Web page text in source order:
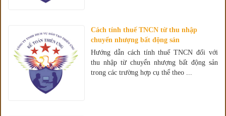
Cách tính thuế TNCN từ thu nhập
chuyển nhượng bất động sản
Hướng dẫn cách tính thuế TNCN đối với
thu nhập từ chuyển nhượng bất động sản
trong các trường hợp cụ thể theo ...